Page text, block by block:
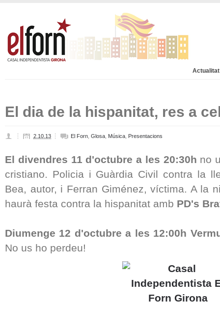
Actualitat
El dia de la hispanitat, res a
2.10.13 El Forn Glosa Música Presentacions
El divendres 11 d'octubre a les 20:30h no
cristiano. Policia i Guàrdia Civil contra la
Bea, autor, i Ferran Giménez, víctima. A la
haurà festa contra la hispanitat amb PD's
Diumenge 12 d'octubre a les 12:00h
No us ho perdeu!